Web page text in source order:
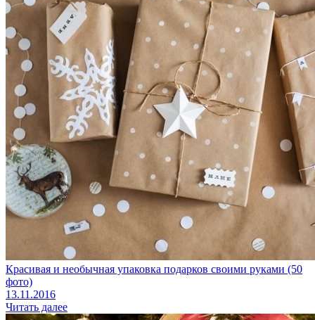
Красивая и необычная упаковка подарков своими руками (50
фото)
13.11.2016
Читать далее